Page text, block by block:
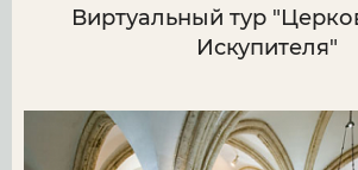
Виртуальный тур
Искупителя"